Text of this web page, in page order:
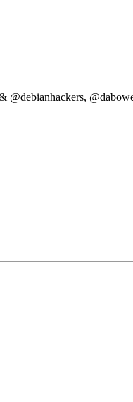
@debianhackers,